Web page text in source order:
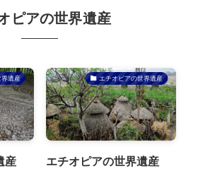
ピアの世界遺産
界遺産
産
エチオピアの世界遺産
エチオピアの世界遺産